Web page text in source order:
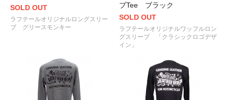
SOLD OUT
ラフテールオリジナルロングスリー
ブ グリースモンキー
ブTee ブラック
SOLD OUT
ラフテールオリジナルワッフルロン
グスリーブ 「クラシックロゴデザ
イン」